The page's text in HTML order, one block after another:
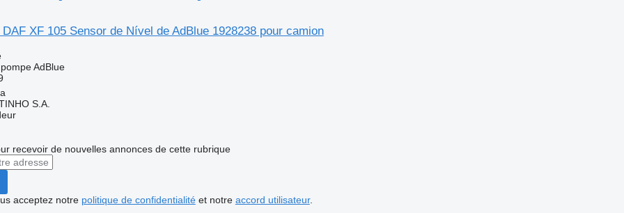
DAF XF 105 Sensor de Nível de AdBlue 1928238 pour camion
AdBlue
S.A.
recevoir de nouvelles annonces de cette rubrique
acceptez notre politique de confidentialitéet notre accord utilisateur.